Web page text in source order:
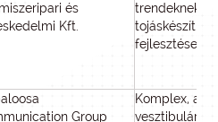
és
Kft.
trendeknek
fejlesztése
Group
Komplex, a
vesztibuláris